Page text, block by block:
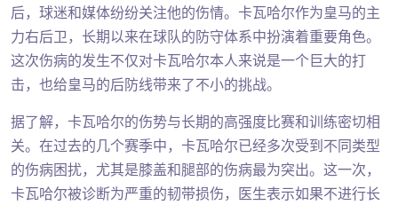
后，球迷和媒体纷纷关注他的伤情。卡瓦哈尔作为皇马的主
力右后卫，长期以来在球队的防守体系中扮演着重要角色。
这次伤病的发生不仅对卡瓦哈尔本人来说是一个巨大的打
击，也给皇马的后防线带来了不小的挑战。
据了解，卡瓦哈尔的伤势与长期的高强度比赛和训练密切相
关。在过去的几个赛季中，卡瓦哈尔已经多次受到不同类型
的伤病困扰，尤其是膝盖和腿部的伤病最为突出。这一次，
卡瓦哈尔被诊断为严重的韧带损伤，医生表示如果不进行长